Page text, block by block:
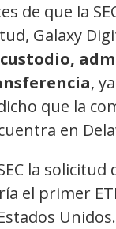
de que la
Galaxy
custodio,
,
que la
en
la solicitud
el primer